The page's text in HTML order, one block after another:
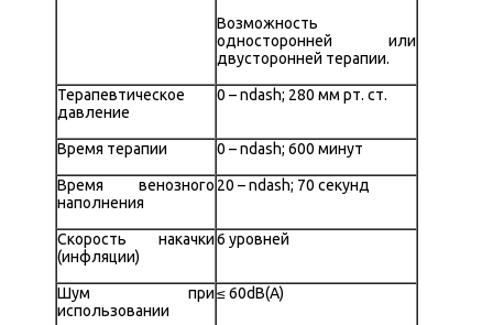
Возможность
односторонней или
двусторонней терапии.
Терапевтическое
давление
0 – ndash; 280 мм рт. ст.
Время терапии 0 – ndash; 600 минут
Время венозного
наполнения
20 – ndash; 70 секунд
Скорость накачки
(инфляции)
6 уровней
Шум при
использовании
≤ 60dB(A)